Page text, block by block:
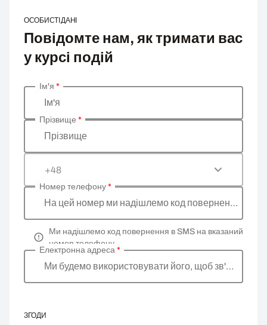
ОСОБИСТІ ДАНІ
Повідомте нам, як тримати вас
у курсі подій
Введіть ваші особисті дані
Ім'я
Ім'я *
Прізвище
Прізвище *
+48
На цей номер ми надішлемо код повернення
Номер телефону*
Ми надішлемо код повернення в SMS на вказаний
номер телефону
Ми будемо використовувати його, щоб зв'язатися
Електронна адреса*
ЗГОДИ